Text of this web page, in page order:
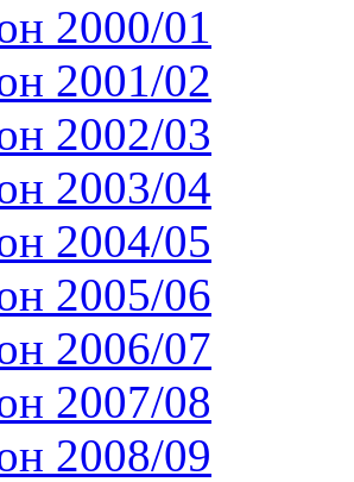
2000/01
2001/02
2002/03
2003/04
2004/05
2005/06
2006/07
2007/08
2008/09